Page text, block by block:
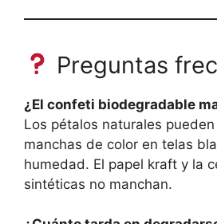
Preguntas
¿El confeti biodegradable
Los pétalos naturales
manchas de color en telas
humedad. El papel kraft y la
sintéticas no manchan.